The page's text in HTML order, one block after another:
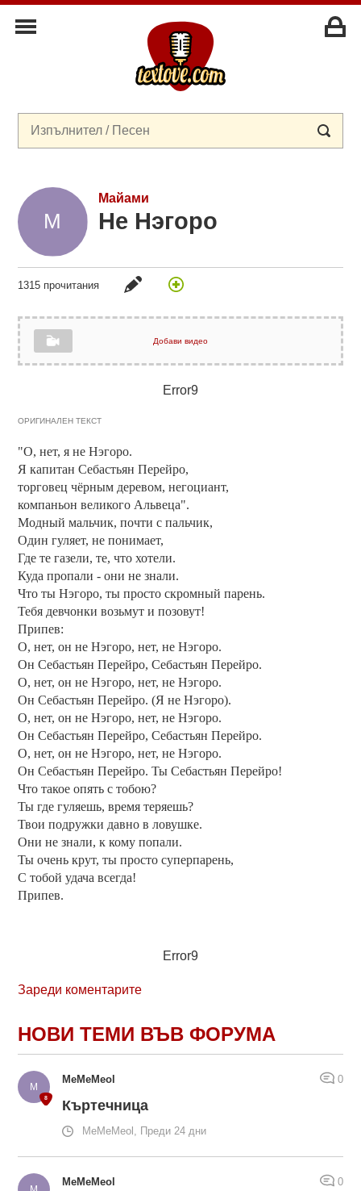
Майами
Не Нэгоро
1315 прочитания
Добави видео
Error9
ОРИГИНАЛЕН ТЕКСТ
"О, нет, я не Нэгоро.
Я капитан Себастьян Перейро,
торговец чёрным деревом, негоциант,
компаньон великого Альвеца".
Модный мальчик, почти с пальчик,
Один гуляет, не понимает,
Где те газели, те, что хотели.
Куда пропали - они не знали.
Что ты Нэгоро, ты просто скромный парень.
Тебя девчонки возьмут и позовут!
Припев:
О, нет, он не Нэгоро, нет, не Нэгоро.
Он Себастьян Перейро, Себастьян Перейро.
О, нет, он не Нэгоро, нет, не Нэгоро.
Он Себастьян Перейро. (Я не Нэгоро).
О, нет, он не Нэгоро, нет, не Нэгоро.
Он Себастьян Перейро, Себастьян Перейро.
О, нет, он не Нэгоро, нет, не Нэгоро.
Он Себастьян Перейро. Ты Себастьян Перейро!
Что такое опять с тобою?
Ты где гуляешь, время теряешь?
Твои подружки давно в ловушке.
Они не знали, к кому попали.
Ты очень крут, ты просто суперпарень,
С тобой удача всегда!
Припев.
Error9
Зареди коментарите
НОВИ ТЕМИ ВЪВ ФОРУМА
MeMeMeol 0
Къртечница
MeMeMeol, Преди 24 дни
MeMeMeol 0